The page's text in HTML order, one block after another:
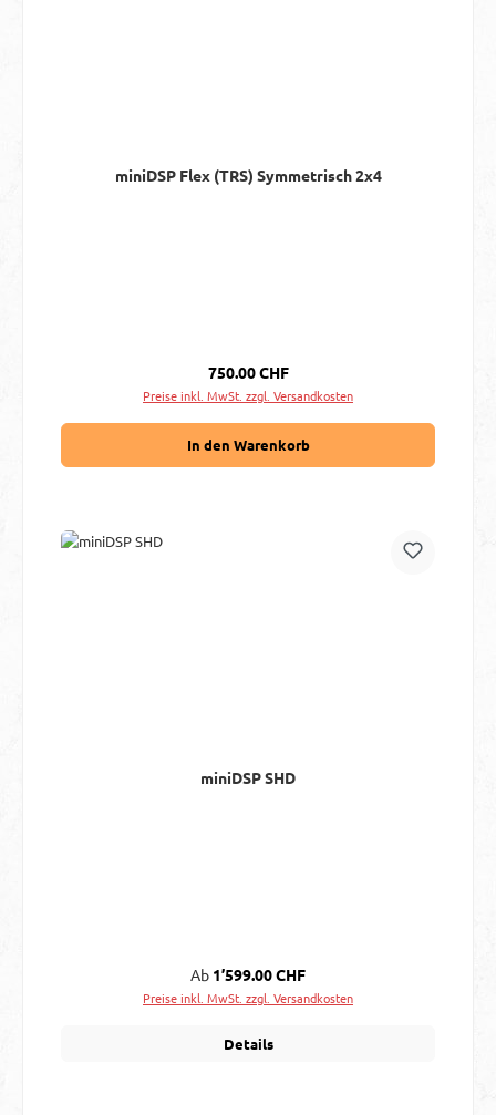
miniDSP Flex (TRS) Symmetrisch 2x4
Regulärer Preis:
750.00 CHF
Preise inkl. MwSt. zzgl. Versandkosten
In den Warenkorb
miniDSP SHD
Regulärer Preis:
Ab 1’599.00 CHF
Preise inkl. MwSt. zzgl. Versandkosten
Details